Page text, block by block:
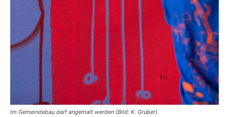
Im Gemeindebau darf angemalt werden (Bild: K. Gruber).